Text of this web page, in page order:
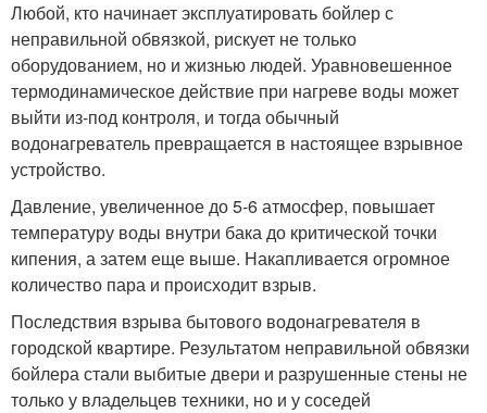
Любой, кто начинает эксплуатировать бойлер с
неправильной обвязкой, рискует не только
оборудованием, но и жизнью людей. Уравновешенное
термодинамическое действие при нагреве воды может
выйти из-под контроля, и тогда обычный
водонагреватель превращается в настоящее взрывное
устройство.
Давление, увеличенное до 5-6 атмосфер, повышает
температуру воды внутри бака до критической точки
кипения, а затем еще выше. Накапливается огромное
количество пара и происходит взрыв.
Последствия взрыва бытового водонагревателя в
городской квартире. Результатом неправильной обвязки
бойлера стали выбитые двери и разрушенные стены не
только у владельцев техники, но и у соседей